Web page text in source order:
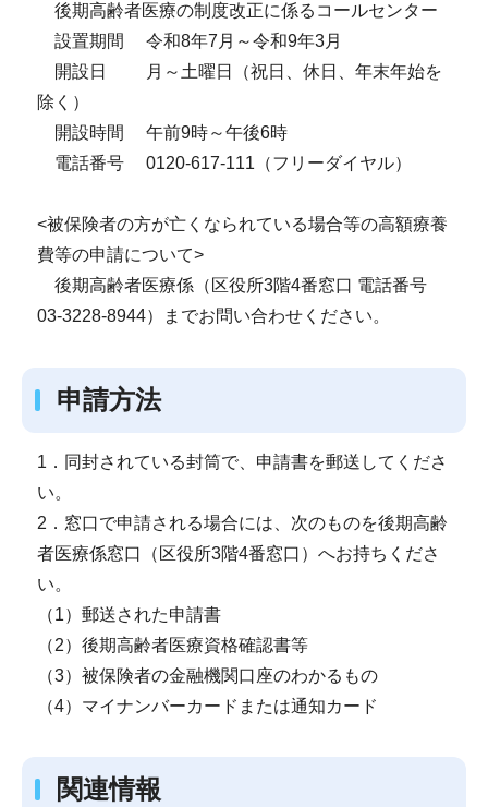
後期高齢者医療の制度改正に係るコールセンター
設置期間 令和8年7月～令和9年3月
開設日 月～土曜日（祝日、休日、年末年始を
除く）
開設時間 午前9時～午後6時
電話番号 0120-617-111（フリーダイヤル）
<被保険者の方が亡くなられている場合等の高額療養
費等の申請について>
後期高齢者医療係（区役所3階4番窓口 電話番号
03-3228-8944）までお問い合わせください。
申請方法
1．同封されている封筒で、申請書を郵送してくださ
い。
2．窓口で申請される場合には、次のものを後期高齢
者医療係窓口（区役所3階4番窓口）へお持ちくださ
い。
（1）郵送された申請書
（2）後期高齢者医療資格確認書等
（3）被保険者の金融機関口座のわかるもの
（4）マイナンバーカードまたは通知カード
関連情報